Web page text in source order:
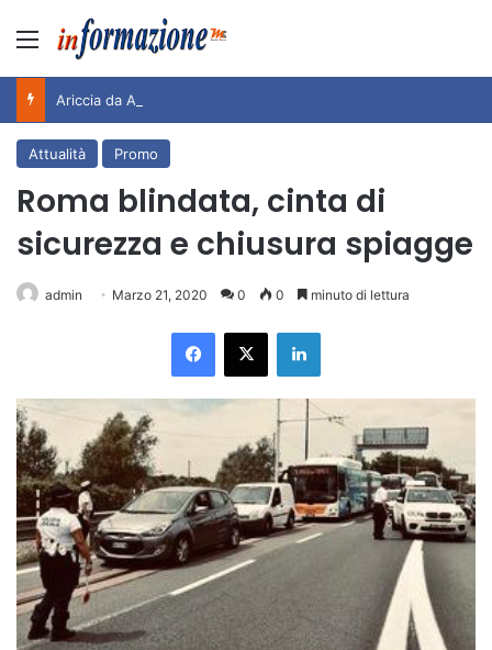
Menu
Attualità Promo
Roma blindata, cinta di
sicurezza e chiusura spiagge
admin Marzo 21, 2020 0 0 minuto di lettura
Facebook
X LinkedIn